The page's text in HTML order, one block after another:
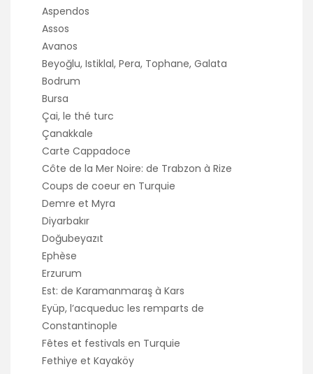
Aspendos
Assos
Avanos
Beyoğlu, Istiklal, Pera, Tophane, Galata
Bodrum
Bursa
Çai, le thé turc
Çanakkale
Carte Cappadoce
Côte de la Mer Noire: de Trabzon à Rize
Coups de coeur en Turquie
Demre et Myra
Diyarbakır
Doğubeyazıt
Ephèse
Erzurum
Est: de Karamanmaraş à Kars
Eyüp, l’acqueduc les remparts de
Constantinople
Fêtes et festivals en Turquie
Fethiye et Kayaköy